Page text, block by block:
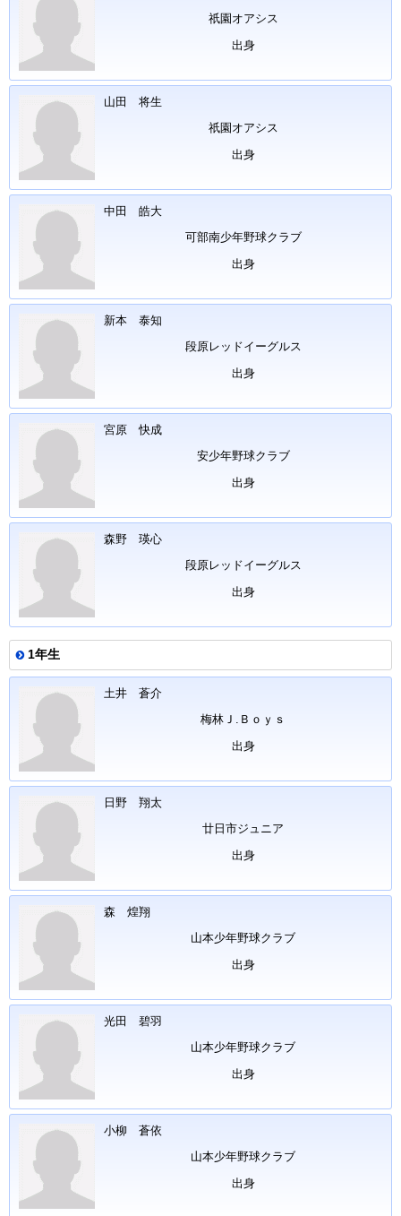
祇園オアシス
出身
山田 将生
祇園オアシス
出身
中田 皓大
可部南少年野球クラブ
出身
新本 泰知
段原レッドイーグルス
出身
宮原 快成
安少年野球クラブ
出身
森野 瑛心
段原レッドイーグルス
出身
1年生
土井 蒼介
梅林Ｊ.Ｂｏｙｓ
出身
日野 翔太
廿日市ジュニア
出身
森 煌翔
山本少年野球クラブ
出身
光田 碧羽
山本少年野球クラブ
出身
小柳 蒼依
山本少年野球クラブ
出身